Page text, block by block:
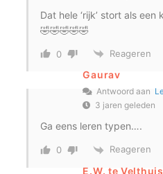
Dat hele ‘rijk’ stort als
🤣🤣🤣🤣🤣
0 Reageren
Gaurav
Antwoord aan
3 jaren geleden
Ga eens leren typen….
0 Reageren
E.W. te Velthuis